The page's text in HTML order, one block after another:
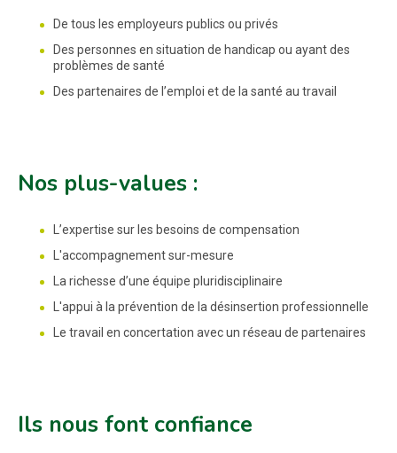
De tous les employeurs publics ou privés
Des personnes en situation de handicap ou ayant des
problèmes de santé
Des partenaires de l’emploi et de la santé au travail
Nos plus-values :
L’expertise sur les besoins de compensation
L'accompagnement sur-mesure
La richesse d’une équipe pluridisciplinaire
L'appui à la prévention de la désinsertion professionnelle
Le travail en concertation avec un réseau de partenaires
Ils nous font confiance